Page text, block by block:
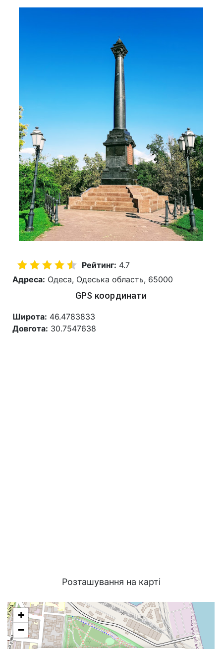
Рейтинг: 4.7
Адреса: Одеса, Одеська область, 65000
GPS координати
Широта: 46.4783833
Довгота: 30.7547638
Розташування на карті
+
−